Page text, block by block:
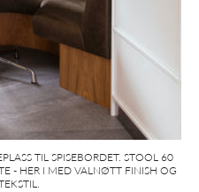
TIL SPISEBORDET. STOOL 60
- HER I MED VALNØTT FINISH OG